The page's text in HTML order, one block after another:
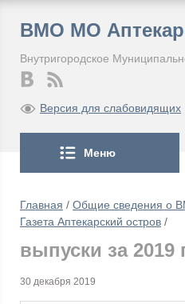
ВМО МО
Версия для слабовидящих
Меню
Главная / Общие сведения о
Газета Аптекарский остров /
выпуски за 2019
30 декабря 2019